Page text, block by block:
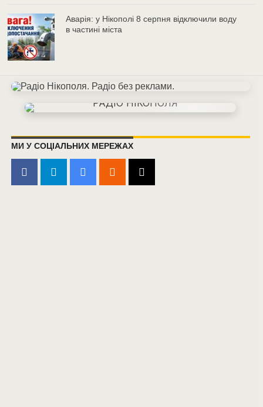
Аварія: у Нікополі 8 серпня відключили воду
в частині міста
МИ У СОЦІАЛЬНИХ МЕРЕЖАХ